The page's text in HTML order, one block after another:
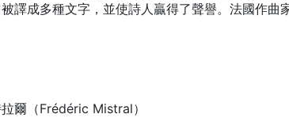
譯成多種文字，並使詩人贏得了聲譽。法國作曲
爾（Frédéric Mistral）